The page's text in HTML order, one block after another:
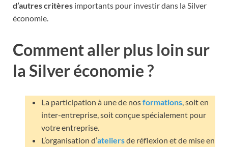
d’autres critères importants pour investir dans la Silver
économie.
Comment aller plus loin sur
la Silver économie ?
La participation à une de nosformations , soit en
inter-entreprise, soit conçue spécialement pour
votre entreprise.
L’organisation d’ateliersde réflexion et de mise en